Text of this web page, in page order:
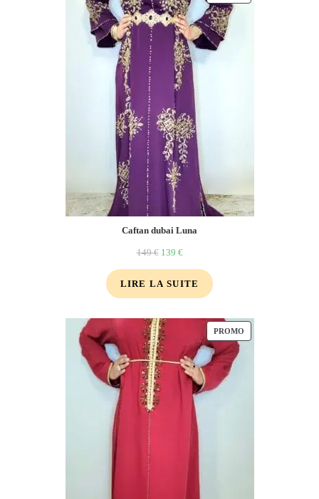
Caftan dubai Luna
149€ 139 €
LIRE LA SUITE
PROMO